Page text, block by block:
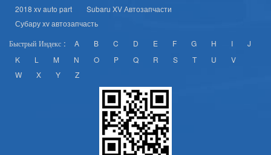
2018 xv auto part
Subaru XV Автозапчасти
Субару xv автозапчасть
Быстрый Индекс : A B C D E F G H I
J
K
L M N O P Q R S T U
V
W
X Y Z